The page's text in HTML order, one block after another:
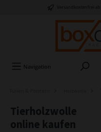
Navigation
Tierholzwolle
online kaufen